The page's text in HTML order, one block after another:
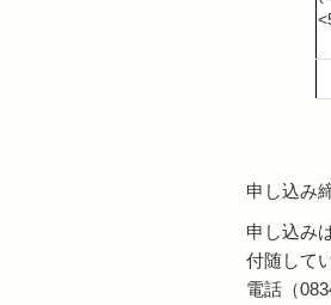
申し込み
申し込み
付随して
電話（